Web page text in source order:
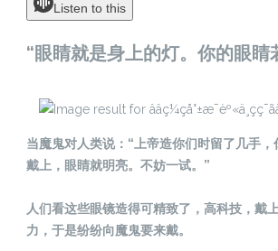
Listen to this
“眼睛就是身上的灯。你的眼睛
当魔鬼对人类说：“上帝造你们时留了几手
戴上，眼睛就明亮。不妨一试。”
人们看这些眼镜造得可精致了，高科技，戴
力，于是纷纷向魔鬼要来戴。